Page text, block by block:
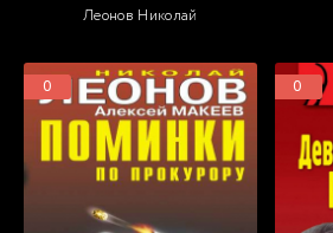
Леонов Николай
0 0